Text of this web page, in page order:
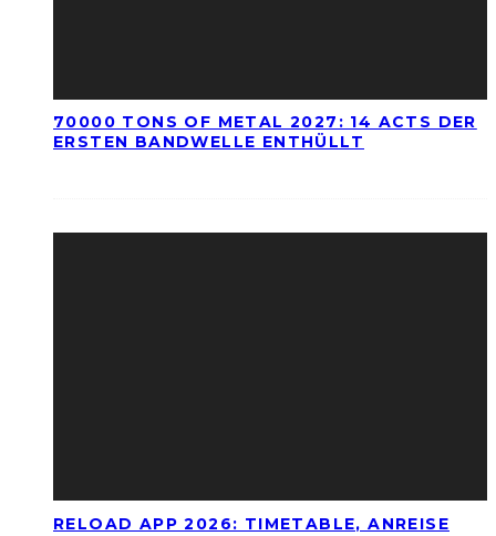
70000 TONS OF METAL 2027: 14 ACTS DER
ERSTEN BANDWELLE ENTHÜLLT
RELOAD APP 2026: TIMETABLE, ANREISE